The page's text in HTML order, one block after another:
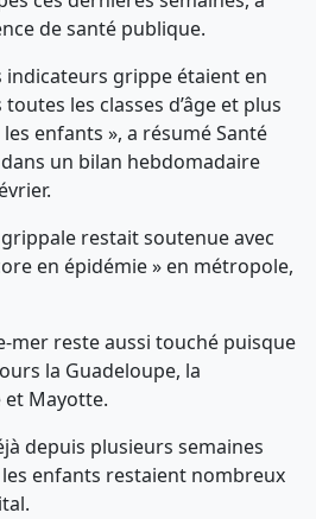
de santé publique.
indicateurs grippe étaient en
les classes d’âge et plus
enfants », a résumé Santé
dans un bilan hebdomadaire
grippale restait soutenue avec
en épidémie » en métropole,
mer reste aussi touché puisque
la Guadeloupe, la
et Mayotte.
depuis plusieurs semaines
enfants restaient nombreux